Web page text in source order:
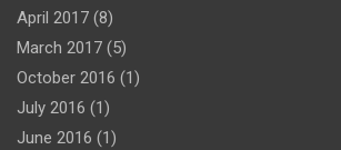
April 2017 (8)
March 2017 (5)
October 2016 (1)
July 2016 (1)
June 2016 (1)